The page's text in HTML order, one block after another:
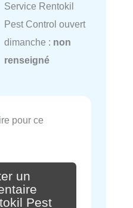
Service Rentokil
Pest Control ouvert
dimanche : non
renseigné
pour ce
un
Pest